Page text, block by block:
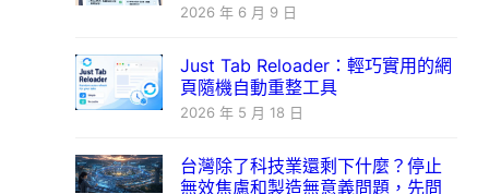
2026 年 6 月 9 日
Just Tab Reloader：輕巧實用的網
頁隨機自動重整工具
2026 年 5 月 18 日
台灣除了科技業還剩下什麼？停止
無效焦慮和製造無意義問題，先問